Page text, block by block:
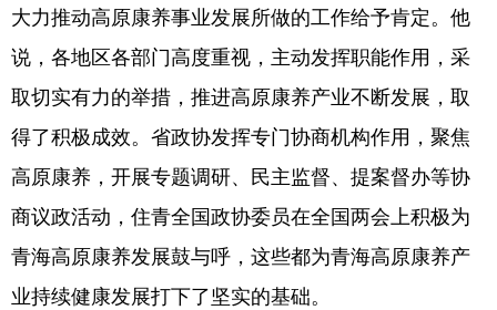
大力推动高原康养事业发展所做的工作给予肯定。他
说，各地区各部门高度重视，主动发挥职能作用，采
取切实有力的举措，推进高原康养产业不断发展，取
得了积极成效。省政协发挥专门协商机构作用，聚焦
高原康养，开展专题调研、民主监督、提案督办等协
商议政活动，住青全国政协委员在全国两会上积极为
青海高原康养发展鼓与呼，这些都为青海高原康养产
业持续健康发展打下了坚实的基础。